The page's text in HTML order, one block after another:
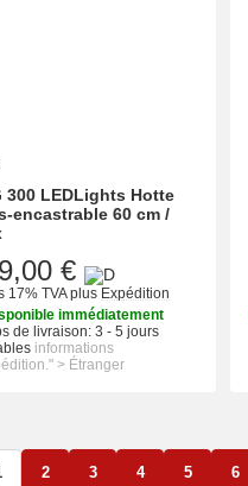
300 LEDLights Hotte
encastrable 60 cm /
€
17% TVAplus Expédition
immédiatement
de livraison: 3 - 5 jours
informations
> Étranger
2 3 4 5 6